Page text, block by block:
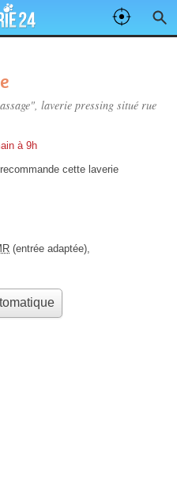
laverie pressing situé rue
à 9h
recommande cette laverie
(entrée adaptée),